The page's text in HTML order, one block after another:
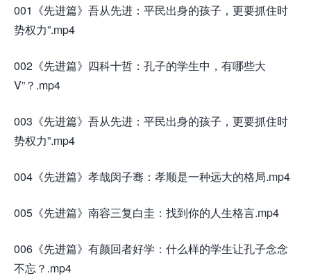
001《先进篇》吾从先进：平民出身的孩子，更要抓住时
势权力”.mp4
002《先进篇》四科十哲：孔子的学生中，有哪些大
V”？.mp4
003《先进篇》吾从先进：平民出身的孩子，更要抓住时
势权力”.mp4
004《先进篇》孝哉闵子骞：孝顺是一种远大的格局.mp4
005《先进篇》南容三复白圭：找到你的人生格言.mp4
006《先进篇》有颜回者好学：什么样的学生让孔子念念
不忘？.mp4